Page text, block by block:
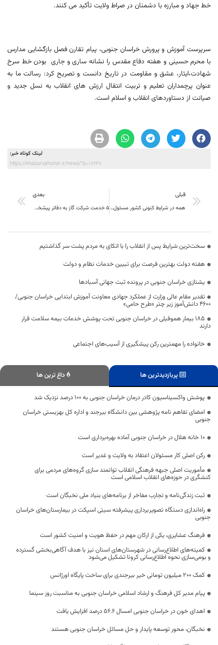
خط جهاد و مبارزه با دشمنان در صراط ولایت تأکید می کنند.
سرپرست آموزش و پرورش خراسان جنوبی، پیام تقارن فصل بازگشایی مدارس
با محرم حسینی و هفته دفاع مقدس را نشانه ساری و جاری بودن خط سرخ
شهادت،ایثار، عشق و مقاومت در تاریخ دانست و تصریح کرد: رسالت ما به
عنوان پرچمداران تعلیم و تربیت انتقال ارزش های انقلاب به نسل جدید و
صیانت از دستاوردهای انقلاب و اسلام است.
لینک کوتاه خبر:
https://khabarvahonar.ir/news/?p=17946
قبلی
همه در شرایط کنونی کشور مسئول هستند
بعدی
5 خدمت شرکت گاز به دفاتر پیشخوان واگذار شد
سخت‌ترین شرایط پس از انقلاب را با اتکای به مردم پشت سر گذاشتیم
هفته دولت بهترین فرصت برای تبیین خدمات نظام و دولت
یشتازی خراسان جنوبی در پرونده ثبت جهانی آسبادها
تقدیر مقام عالی وزارت از عملکرد جهادی معاونت آموزش ابتدایی خراسان جنوبی/
۴۶۰۰ دانش‌آموز زیر چتر «طرح حامی»
۱۸۵ بیمار هموفیلی در خراسان جنوبی تحت پوشش خدمات بیمه سلامت قرار
دارند
خانواده را مهمترین رکن پیشگیری از آسیب‌های اجتماعی
پربازدیدترین ها داغ ترین ها
پوشش واکسیناسیون کادر درمان خراسان‌ جنوبی به ۱۰۰ درصد نزدیک شد
امضای تفاهم نامه پژوهشی بین دانشگاه بیرجند و اداره کل بهزیستی خراسان
جنوبی
۱۰ خانه هلال در خراسان جنوبی آماده بهره‌برداری است
رکن اصلی کار مسئولان اعتقاد به ولایت و غدیر است
مأموریت اصلی جبهه فرهنگی انقلاب توانمند سازی گروه‌های مردمی برای
کنشگری در حوزه‌های انقلاب اسلامی است
ثبت زندگی‌نامه و تجارب مفاخر از برنامه‌های بنیاد ملی نخبگان است
راه‌اندازی دستگاه‌ تصویربرداری پیشرفته سیتی اسپکت در بیمارستان‌های خراسان
جنوبی
فرهنگ عشایری، یکی از ارکان مهم در حفظ هویت و امنیت کشور است
کمیته‌های اطلاع‌رسانی در شهرستان‌های استان نیز با هدف آگاهی‌بخشی گسترده
و بومی‌سازی نحوه اطلاع‌رسانی کرونا تشکیل می‌شود
کمک 200 میلیون تومانی خیر بیرجندی برای ساخت پایگاه اورژانس
پیام مدیر کل فرهنگ و ارشاد اسلامی خراسان جنوبی به مناسبت روز سینما
اهدای خون در خراسان جنوبی امسال ۵۶.۶ درصد افزایش یافت
نخبگان، محور توسعه پایدار و حل مسائل خراسان جنوبی هستند